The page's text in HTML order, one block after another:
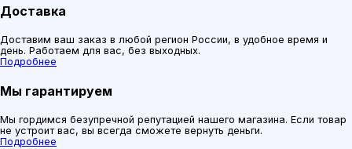
Доставка
Доставим ваш заказ в любой регион России, в удобное время и
день. Работаем для вас, без выходных.
Подробнее
Мы гарантируем
Мы гордимся безупречной репутацией нашего магазина. Если товар
не устроит вас, вы всегда сможете вернуть деньги.
Подробнее